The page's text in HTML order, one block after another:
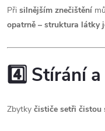
Při silnějším znečištění
opatrně – struktura látky
4️⃣ Stírání
Zbytky čističe setři čistou